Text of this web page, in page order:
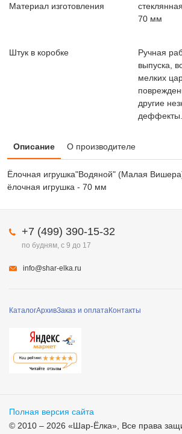
Материал изготовления
70 мм
Штук в коробке
Ручная
выпуска,
мелких
другие
деффекты.
Описание О производителе
Ёлочная игрушка"Водяной" (Малая
ёлочная игрушка - 70 мм
КаталогАрхивЗаказ и оплатаКонтакты
+7 (499) 390-15-32
по будням, с 9 до 17
info@shar-elka.ru
Полная версия сайта
© 2010 – 2026 «Шар-Ёлка», Все права